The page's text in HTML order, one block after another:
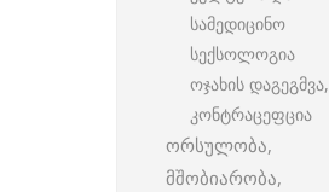
სამედიცინო
სექსოლოგია
ოჯახის დაგეგმვა,
კონტრაცეფცია
ორსულობა,
მშობიარობა,